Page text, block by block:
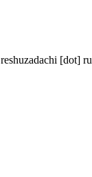
reshuzadachi [dot] ru